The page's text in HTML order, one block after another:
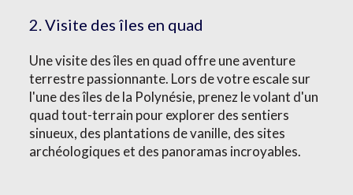
2. Visite des îles en quad
Une visite des îles en quad offre une aventure
terrestre passionnante. Lors de votre escale sur
l'une des îles de la Polynésie, prenez le volant d'un
quad tout-terrain pour explorer des sentiers
sinueux, des plantations de vanille, des sites
archéologiques et des panoramas incroyables.